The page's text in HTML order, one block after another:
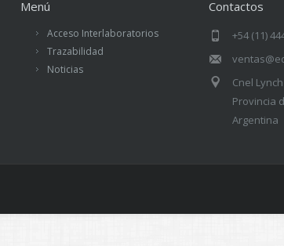
Menú
Acceso Interlaboratorios
Trazabilidad
Noticias
Contactos
+54 (11)
Cnel
Provincia
Argentina